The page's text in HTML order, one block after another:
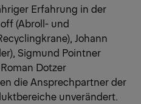
Erfahrung in der
(Abroll- und
Johann
Sigmund Pointner
Dotzer
die Ansprechpartner der
unverändert.